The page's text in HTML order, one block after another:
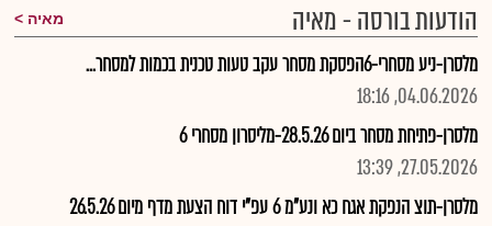
הודעות בורסה - מאיה מאיה
מלסרן-ניע מסחרי-6הפסקת מסחר עקב טעות טכנית בכמות למסחר...
04.06.2026, 18:16
מלסרן-פתיחת מסחר ביום 28.5.26-מליסרון מסחרי 6
27.05.2026, 13:39
מלסרן-תוצ הנפקת אגח כא ונע"מ 6 עפ"י דוח הצעת מדף מיום 26.5.26